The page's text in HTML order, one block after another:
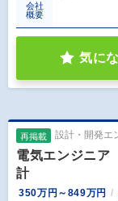
会社
概要
気に
再掲載 設計・開発エ
電気エンジニ
計
350万円～849万円